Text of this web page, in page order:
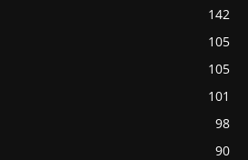
142
105
105
101
98
90